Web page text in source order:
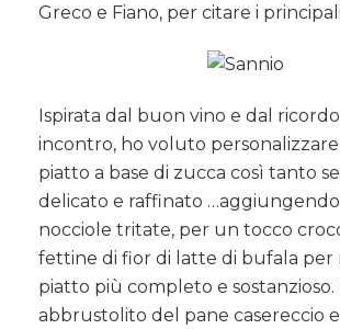
Greco e Fiano, per citare i
Ispirata dal buon vino e dal
incontro, ho voluto
piatto a base di zucca così tanto
delicato e raffinato
nocciole tritate, per un tocco
fettine di fior di latte di bufala per
piatto più completo e sostanzioso.
abbrustolito del pane casereccio